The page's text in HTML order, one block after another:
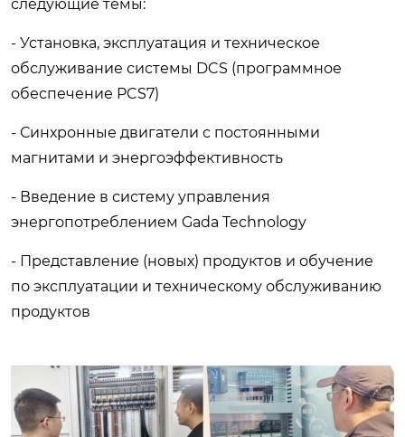
следующие темы:
- Установка, эксплуатация и техническое
обслуживание системы DCS (программное
обеспечение PCS7)
- Синхронные двигатели с постоянными
магнитами и энергоэффективность
- Введение в систему управления
энергопотреблением Gada Technology
- Представление (новых) продуктов и обучение
по эксплуатации и техническому обслуживанию
продуктов